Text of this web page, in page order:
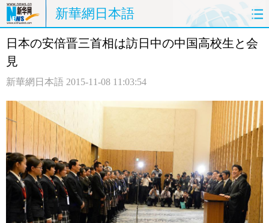
新華網日本語
ホームページ 政治 経済
評論 写真
中日対訳
日本の安倍晋三首相は訪日中の中国高校生と会
見
新華網日本語 2015-11-08 11:03:54